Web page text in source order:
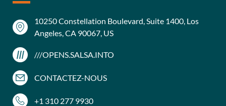
10250 Constellation Boulevard, Suite 1400, Los
Angeles, CA 90067, US
///OPENS.SALSA.INTO
CONTACTEZ-NOUS
+1 310 277 9930